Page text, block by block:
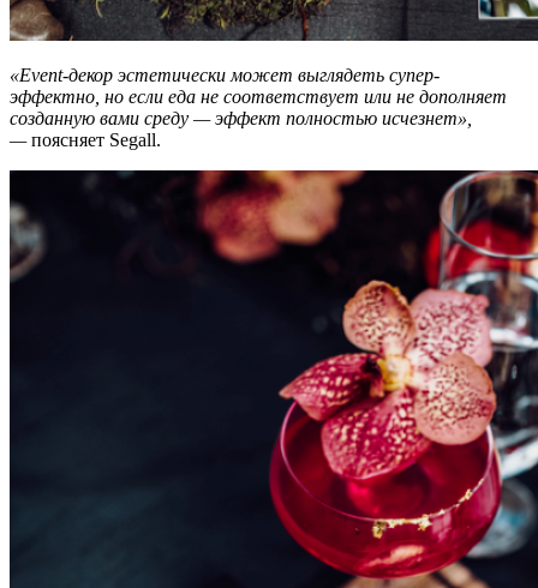
«Event-декор эстетически может выглядеть супер-
эффектно, но если еда не соответствует или не дополняет
созданную вами среду — эффект полностью исчезнет»,
—поясняет Segall.